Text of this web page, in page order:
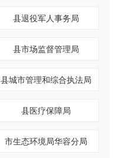
县退役军人事务局
县市场监督管理局
县城市管理和综合执法局
县医疗保障局
市生态环境局华容分局